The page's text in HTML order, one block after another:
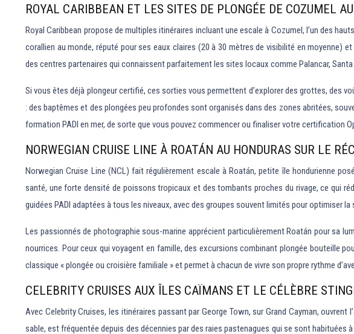
ROYAL CARIBBEAN ET LES SITES DE PLONGÉE DE COZUMEL
Royal Caribbean propose de multiples itinéraires incluant une escale à Cozumel, l’un des
corallien au monde, réputé pour ses eaux claires (20 à 30 mètres de visibilité en moyenne)
des centres partenaires qui connaissent parfaitement les sites locaux comme Palancar, Santa
Si vous êtes déjà plongeur certifié, ces sorties vous permettent d’explorer des grottes, des
: des baptêmes et des plongées peu profondes sont organisés dans des zones abritées,
formation PADI en mer, de sorte que vous pouvez commencer ou finaliser votre certification
NORWEGIAN CRUISE LINE À ROATÁN AU HONDURAS SUR LE
Norwegian Cruise Line (NCL) fait régulièrement escale à Roatán, petite île hondurienne
santé, une forte densité de poissons tropicaux et des tombants proches du rivage, ce qui
guidées PADI adaptées à tous les niveaux, avec des groupes souvent limités pour optimiser
Les passionnés de photographie sous-marine apprécient particulièrement Roatán pour sa
nourrices. Pour ceux qui voyagent en famille, des excursions combinant plongée bouteille
classique « plongée ou croisière familiale » et permet à chacun de vivre son propre rythme
CELEBRITY CRUISES AUX ÎLES CAÏMANS ET LE CÉLÈBRE
Avec Celebrity Cruises, les itinéraires passant par George Town, sur Grand Cayman,
sable, est fréquentée depuis des décennies par des raies pastenagues qui se sont habituées